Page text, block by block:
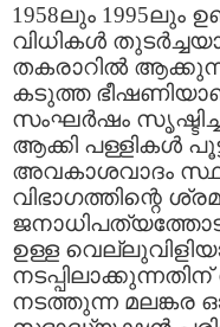
1958ലും 1995ലും
വിധികള്‍
തകരാറില്‍
കടുത്ത
സംഘര്‍ഷം
ആക്കി പള്ളികള്‍
അവകാശവാദം
വിഭാഗത്തിന്റെ
ഉള്ള
നടത്തുന്ന